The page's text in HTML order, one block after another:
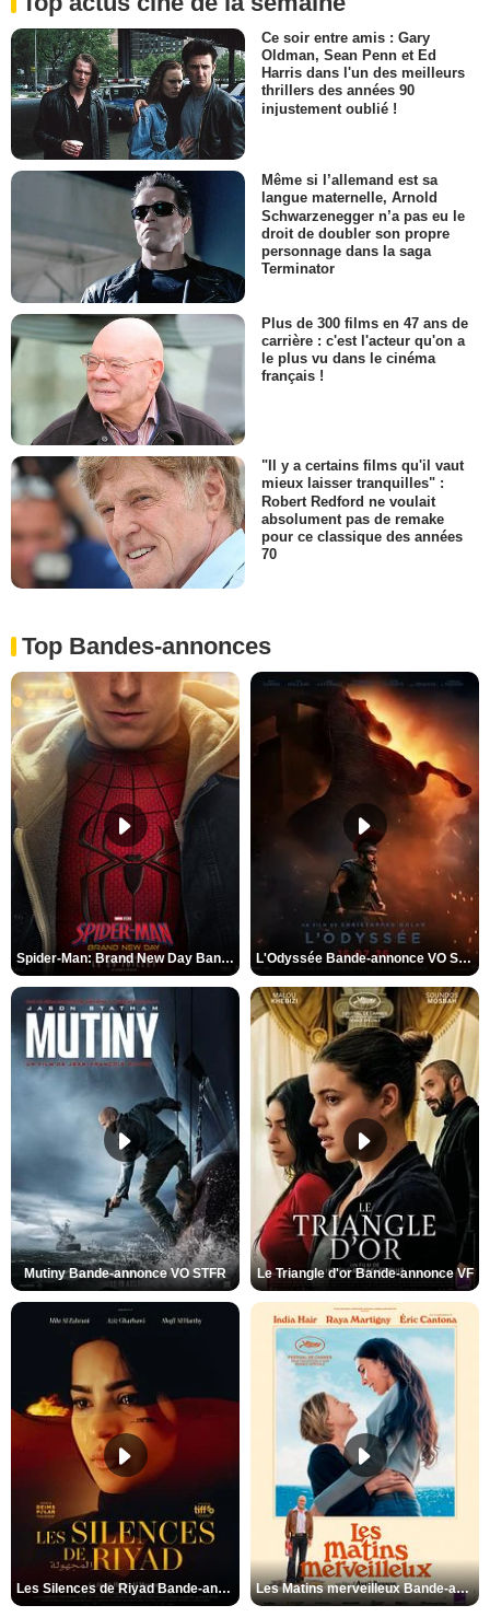
Ce soir entre amis : Gary
Oldman, Sean Penn et Ed
Harris dans l'un des meilleurs
thrillers des années 90
injustement oublié !
Même si l’allemand est sa
langue maternelle, Arnold
Schwarzenegger n’a pas eu le
droit de doubler son propre
personnage dans la saga
Terminator
Plus de 300 films en 47 ans de
carrière : c'est l'acteur qu'on a
le plus vu dans le cinéma
français !
"Il y a certains films qu'il vaut
mieux laisser tranquilles" :
Robert Redford ne voulait
absolument pas de remake
pour ce classique des années
70
Top Bandes-annonces
Spider-Man: Brand New Day Bande-annonce VO STFR L'Odyssée Bande-annonce VO STFR
Mutiny Bande-annonce VO STFR Le Triangle d'or Bande-annonce VF
Les Silences de Riyad Bande-annonce VO STFR Les Matins merveilleux Bande-annonce VF